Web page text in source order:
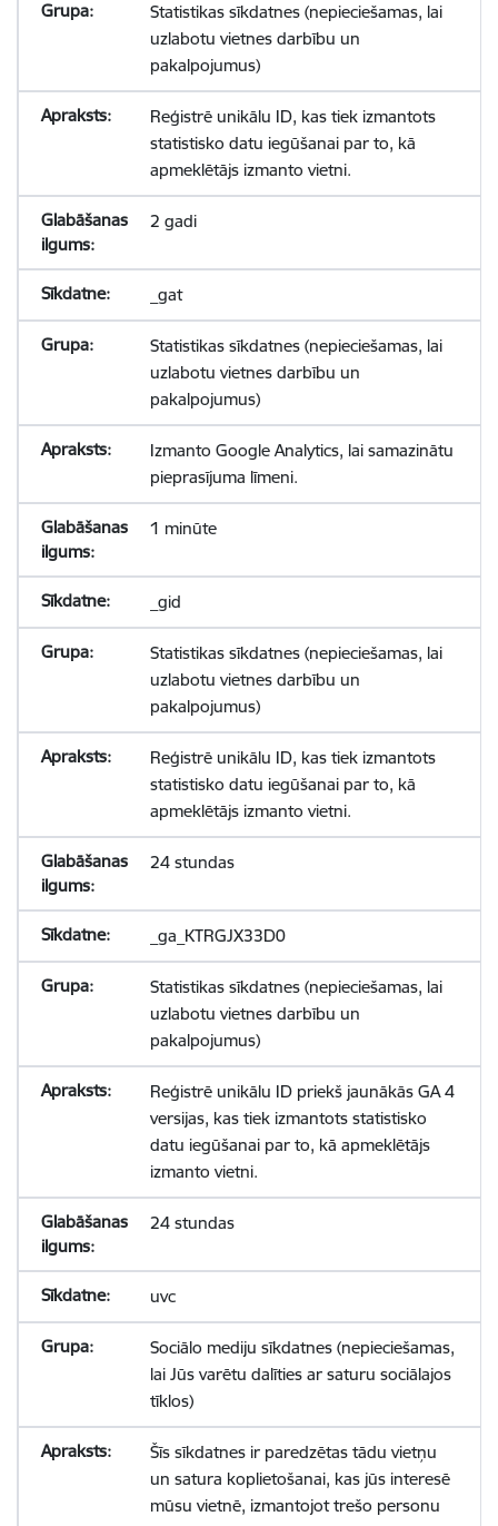
Statistikas sīkdatnes (nepieciešamas, lai
uzlabotu vietnes darbību un
pakalpojumus)
Reģistrē unikālu ID, kas tiek izmantots
statistisko datu iegūšanai par to, kā
apmeklētājs izmanto vietni.
2 gadi
_gat
Statistikas sīkdatnes (nepieciešamas, lai
uzlabotu vietnes darbību un
pakalpojumus)
Izmanto Google Analytics, lai samazinātu
pieprasījuma līmeni.
1 minūte
_gid
Statistikas sīkdatnes (nepieciešamas, lai
uzlabotu vietnes darbību un
pakalpojumus)
Reģistrē unikālu ID, kas tiek izmantots
statistisko datu iegūšanai par to, kā
apmeklētājs izmanto vietni.
24 stundas
_ga_KTRGJX33D0
Statistikas sīkdatnes (nepieciešamas, lai
uzlabotu vietnes darbību un
pakalpojumus)
Reģistrē unikālu ID priekš jaunākās GA 4
versijas, kas tiek izmantots statistisko
datu iegūšanai par to, kā apmeklētājs
izmanto vietni.
24 stundas
uvc
Sociālo mediju sīkdatnes (nepieciešamas,
lai Jūs varētu dalīties ar saturu sociālajos
tīklos)
Šīs sīkdatnes ir paredzētas tādu vietņu
un satura koplietošanai, kas jūs interesē
mūsu vietnē, izmantojot trešo personu